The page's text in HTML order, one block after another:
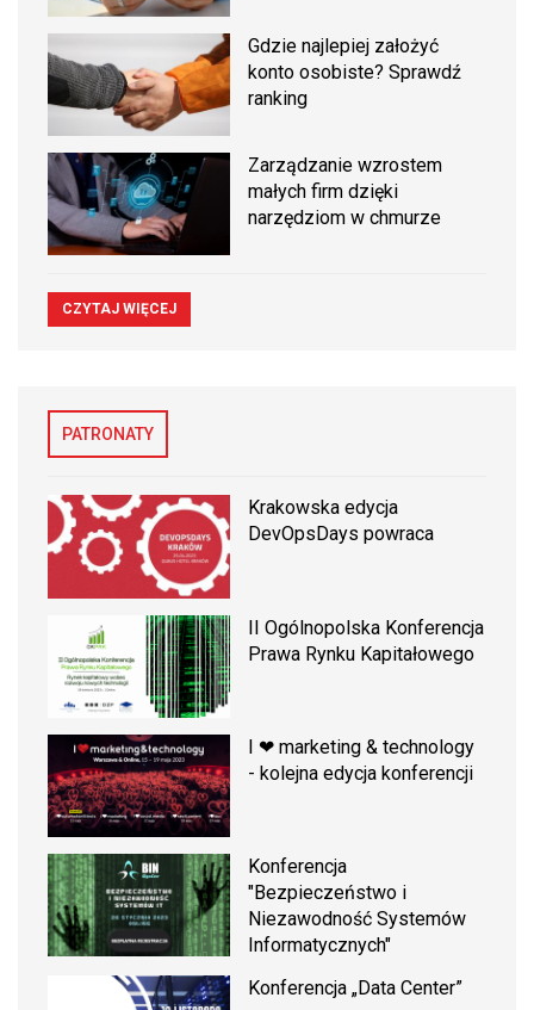
Gdzie najlepiej założyć
konto osobiste? Sprawdź
ranking
Zarządzanie wzrostem
małych firm dzięki
narzędziom w chmurze
CZYTAJ WIĘCEJ
PATRONATY
Krakowska edycja
DevOpsDays powraca
II Ogólnopolska Konferencja
Prawa Rynku Kapitałowego
I ❤ marketing & technology
- kolejna edycja konferencji
Konferencja
"Bezpieczeństwo i
Niezawodność Systemów
Informatycznych"
Konferencja „Data Center”